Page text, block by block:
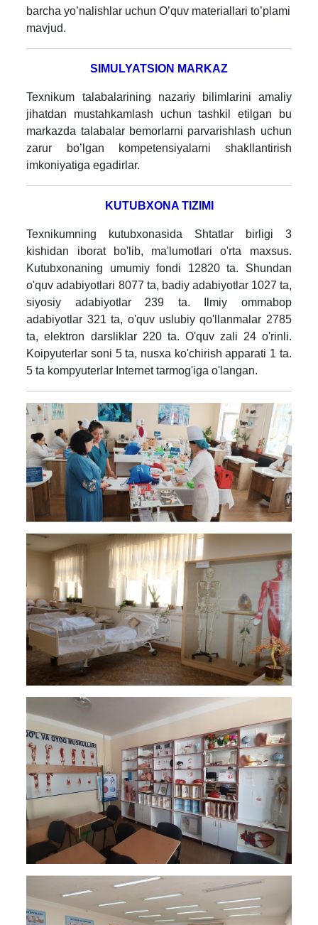
barcha yo’nalishlar uchun O’quv materiallari to’plami
mavjud.
SIMULYATSION MARKAZ
Texnikum talabalarining nazariy bilimlarini amaliy
jihatdan mustahkamlash uchun tashkil etilgan bu
markazda talabalar bemorlarni parvarishlash uchun
zarur bo’lgan kompetensiyalarni shakllantirish
imkoniyatiga egadirlar.
KUTUBXONA TIZIMI
Texnikumning kutubxonasida Shtatlar birligi 3
kishidan iborat bo'lib, ma'lumotlari o'rta maxsus.
Kutubxonaning umumiy fondi 12820 ta. Shundan
o'quv adabiyotlari 8077 ta, badiy adabiyotlar 1027 ta,
siyosiy adabiyotlar 239 ta. Ilmiy ommabop
adabiyotlar 321 ta, o'quv uslubiy qo'llanmalar 2785
ta, elektron darsliklar 220 ta. O'quv zali 24 o'rinli.
Koipyuterlar soni 5 ta, nusxa ko'chirish apparati 1 ta.
5 ta kompyuterlar Internet tarmog'iga o'langan.